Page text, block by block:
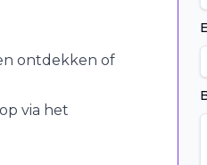
ontdekken of
via het